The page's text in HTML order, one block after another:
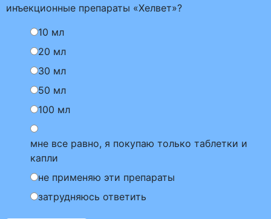
инъекционные препараты «Хелвет»?
10 мл
20 мл
30 мл
50 мл
100 мл
мне все равно, я покупаю только таблетки и
капли
не применяю эти препараты
затрудняюсь ответить